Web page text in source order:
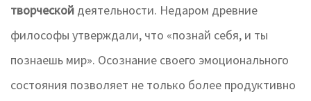
творческой деятельности. Недаром древние
философы утверждали, что «познай себя, и ты
познаешь мир». Осознание своего эмоционального
состояния позволяет не только более продуктивно